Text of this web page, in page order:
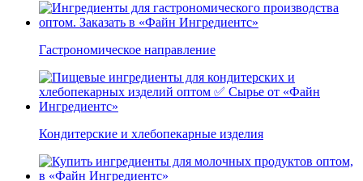
Гастрономическое направление
Кондитерские и хлебопекарные изделия